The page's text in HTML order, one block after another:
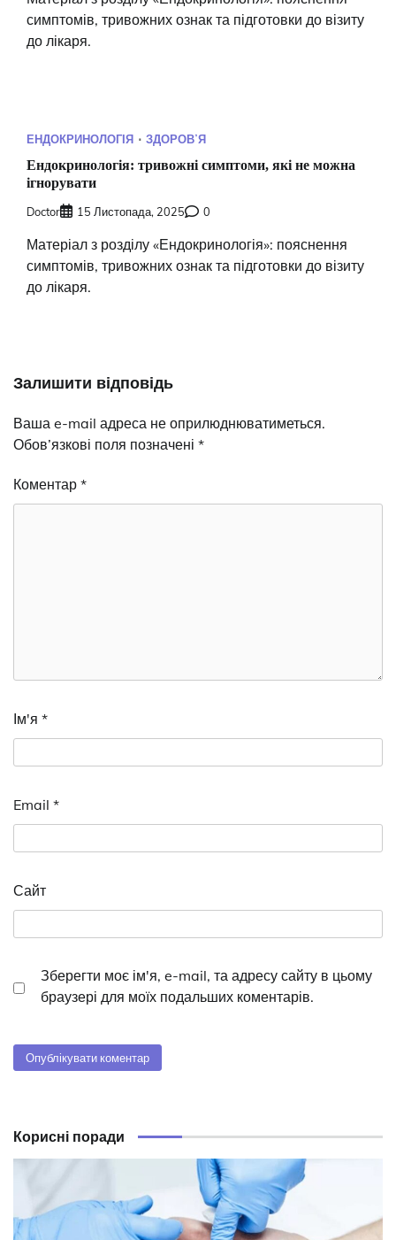
симптомів, тривожних ознак та підготовки до візиту
до лікаря.
ЕНДОКРИНОЛОГІЯ ЗДОРОВʼЯ
Ендокринологія: тривожні симптоми, які не можна
ігнорувати
Doctor 15 Листопада, 2025 0
Матеріал з розділу «Ендокринологія»: пояснення
симптомів, тривожних ознак та підготовки до візиту
до лікаря.
Залишити відповідь
Ваша e-mail адреса не оприлюднюватиметься.
Обов’язкові поля позначені *
Коментар *
Ім'я *
Email *
Сайт
Зберегти моє ім'я, e-mail, та адресу сайту в цьому
браузері для моїх подальших коментарів.
Корисні поради